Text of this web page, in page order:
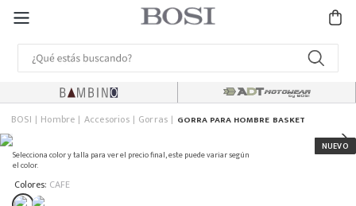
BOSI Hombre Accesorios Gorras GORRA PARA HOMBRE BASKET
Selecciona color y talla para ver el precio final, este puede variar según
el color.
Colores: CAFE